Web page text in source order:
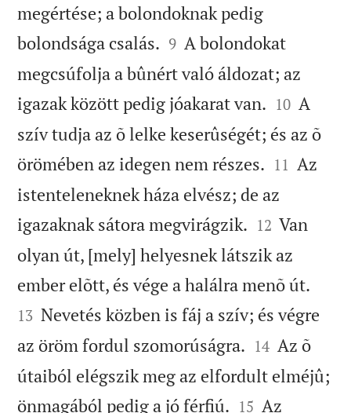
megértése; a bolondoknak pedig
bolondsága csalás. 

9 A bolondokat
megcsúfolja a bûnért való áldozat; az
igazak között pedig jóakarat van. 

10 A
szív tudja az õ lelke keserûségét; és az õ
örömében az idegen nem részes. 

11 Az
istenteleneknek háza elvész; de az
igazaknak sátora megvirágzik. 

12 Van
olyan út, [mely] helyesnek látszik az
ember elõtt, és vége a halálra menõ út.
13 Nevetés közben is fáj a szív; és végre
az öröm fordul szomorúságra. 

14 Az õ
útaiból elégszik meg az elfordult elméjû;
önmagából pedig a jó férfiú. 

15 Az